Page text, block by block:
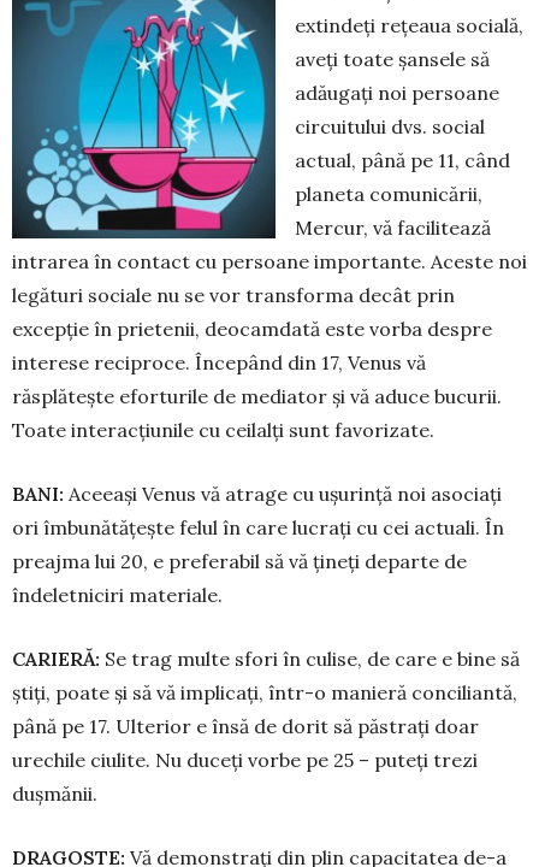
extindeți rețeaua socială,
aveți toate șansele să
adă­u­gați noi persoane
circuitului dvs. social
actual, până pe 11, când
pla­neta comunicării,
Mercur, vă faci­li­tează
intrarea în contact cu persoane importante. Aceste noi
legături sociale nu se vor transforma decât prin
excepție în prietenii, deocamdată este vorba despre
interese reciproce. Începând din 17, Venus vă
răsplătește eforturile de mediator și vă aduce bucurii.
Toate interacțiunile cu ceilalți sunt favorizate.
BANI: Aceeași Venus vă atrage cu ușurință noi asociați
ori îmbunătățește felul în care lucrați cu cei actuali. În
preajma lui 20, e preferabil să vă țineți departe de
îndeletniciri materiale.
CARIERĂ: Se trag multe sfori în culise, de care e bine să
știți, poate și să vă implicați, într-o manieră conciliantă,
până pe 17. Ulterior e însă de dorit să păstrați doar
urechile ciulite. Nu duceți vorbe pe 25 – puteți trezi
dușmănii.
DRAGOSTE: Vă demonstrați din plin capacitatea de-a